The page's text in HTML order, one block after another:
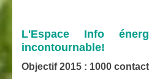
L'Espace Info
incontournable!
Objectif 2015 : 1000